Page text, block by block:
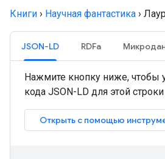
Книги › Научная фантастика ›
JSON-LD RDFa
Нажмите кнопку ниже, чтобы
кода JSON-LD для этой